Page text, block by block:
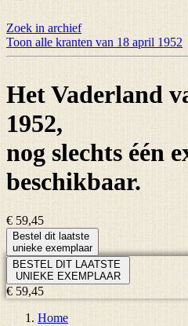
Zoek in archief
Toon alle kranten van 18 april 1952
Het Vaderland
1952,
nog slechts één
beschikbaar.
€ 59,45
Bestel dit laatste
unieke exemplaar
BESTEL DIT LAATSTE
UNIEKE EXEMPLAAR
€ 59,45
Home